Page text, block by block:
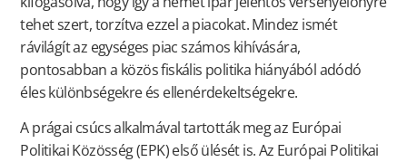
tehet szert, torzítva ezzel a piacokat. Mindez ismét
rávilágít az egységes piac számos kihívására,
pontosabban a közös fiskális politika hiányából adódó
éles különbségekre és ellenérdekeltségekre.
A prágai csúcs alkalmával tartották meg az Európai
Politikai Közösség (EPK) első ülését is. Az Európai Politikai